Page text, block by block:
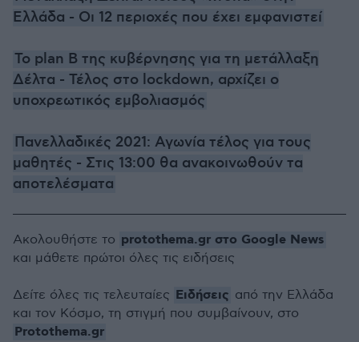
Ελλάδα - Οι 12 περιοχές που έχει εμφανιστεί
Το plan B της κυβέρνησης για τη μετάλλαξη
Δέλτα - Τέλος στο lockdown, αρχίζει ο
υποχρεωτικός εμβολιασμός
Πανελλαδικές 2021: Αγωνία τέλος για τους
μαθητές - Στις 13:00 θα ανακοινωθούν τα
αποτελέσματα
Ακολουθήστε το protothema.gr στο Google News
και μάθετε πρώτοι όλες τις ειδήσεις
Δείτε όλες τις τελευταίες Ειδήσεις από την Ελλάδα
και τον Κόσμο, τη στιγμή που συμβαίνουν, στο
Protothema.gr